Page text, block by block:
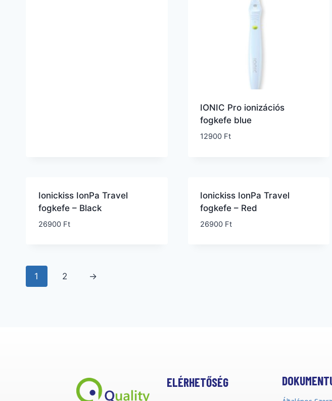
IONIC Pro ionizációs
fogkefe blue
12900 Ft
Ionickiss IonPa Travel
fogkefe – Black
26900 Ft
Ionickiss IonPa Travel
fogkefe – Red
26900 Ft
1 2 →
ELÉRHETŐSÉG